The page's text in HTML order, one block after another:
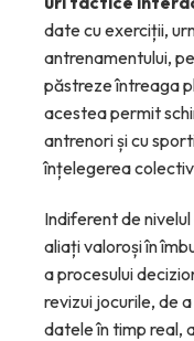
date cu exerciții,
antrenamentului,
păstreze întreaga
acestea permit
antrenori și cu
înțelegerea
Indiferent de
aliați valoroși în
a procesului
revizui jocurile, de
datele în timp real,